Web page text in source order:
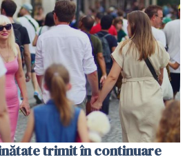
trimit în continuare